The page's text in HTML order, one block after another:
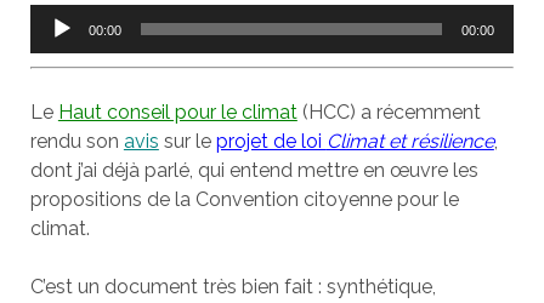
Lecteur
00:00 00:00
Le Haut conseil pour le climat(HCC) a récemment
rendu son avis sur le projet de loi Climat et résilience,
dont j’ai déjà parlé, qui entend mettre en œuvre les
propositions de la Convention citoyenne pour le
climat.
C’est un document très bien fait : synthétique,